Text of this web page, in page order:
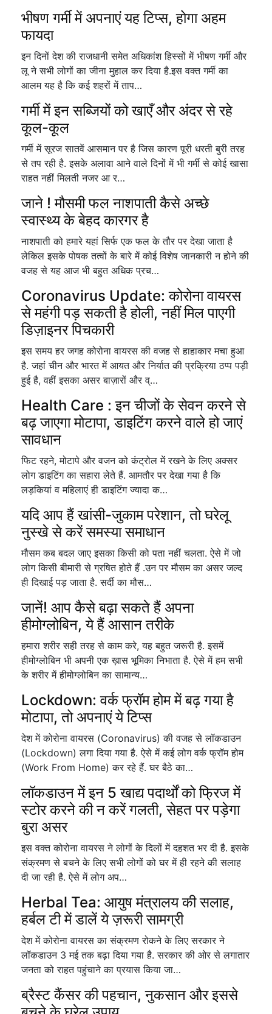
भीषण गर्मी में अपनाएं यह टिप्स, होगा अहम
फायदा
इन दिनों देश की राजधानी समेत अधिकांश हिस्सों में भीषण गर्मी और
लू ने सभी लोगों का जीना मुहाल कर दिया है.इस वक्त गर्मी का
आलम यह है कि कई शहरों में ताप…
गर्मी में इन सब्जियों को खाएँ और अंदर से रहे
कूल-कूल
गर्मी में सूरज सातवें आसमान पर है जिस कारण पूरी धरती बुरी तरह
से तप रही है. इसके अलावा आने वाले दिनों में भी गर्मी से कोई खासा
राहत नहीं मिलती नजर आ र…
जाने ! मौसमी फल नाशपाती कैसे अच्छे
स्वास्थ्य के बेहद कारगर है
नाशपाती को हमारे यहां सिर्फ एक फल के तौर पर देखा जाता है
लेकिल इसके पोषक तत्वों के बारे में कोई विशेष जानकारी न होने की
वजह से यह आज भी बहुत अधिक प्रच…
Coronavirus Update: कोरोना वायरस
से महंगी पड़ सकती है होली, नहीं मिल पाएगी
डिज़ाइनर पिचकारी
इस समय हर जगह कोरोना वायरस की वजह से हाहाकार मचा हुआ
है. जहां चीन और भारत में आयत और निर्यात की प्रक्रिया ठप्प पड़ी
हुई है, वहीं इसका असर बाज़ारों और व्…
Health Care : इन चीजों के सेवन करने से
बढ़ जाएगा मोटापा, डाइटिंग करने वाले हो जाएं
सावधान
फिट रहने, मोटापे और वजन को कंट्रोल में रखने के लिए अक्सर
लोग डाइटिंग का सहारा लेते हैं. आमतौर पर देखा गया है कि
लड़कियां व महिलाएं ही डाइटिंग ज्यादा क…
यदि आप हैं खांसी-जुकाम परेशान, तो घरेलू
नुस्खे से करें समस्या समाधान
मौसम कब बदल जाए इसका किसी को पता नहीं चलता. ऐसे में जो
लोग किसी बीमारी से ग्रषित होते हैं .उन पर मौसम का असर जल्द
ही दिखाई पड़ जाता है. सर्दी का मौस…
जानें! आप कैसे बढ़ा सकते हैं अपना
हीमोग्लोबिन, ये हैं आसान तरीके
हमारा शरीर सही तरह से काम करे, यह बहुत जरूरी है. इसमें
हीमोग्लोबिन भी अपनी एक ख़ास भूमिका निभाता है. ऐसे में हम सभी
के शरीर में हीमोग्लोबिन का सामान्य…
Lockdown: वर्क फ्रॉम होम में बढ़ गया है
मोटापा, तो अपनाएं ये टिप्स
देश में कोरोना वायरस (Coronavirus) की वजह से लॉकडाउन
(Lockdown) लगा दिया गया है. ऐसे में कई लोग वर्क फ्रॉम होम
(Work From Home) कर रहे हैं. घर बैठे का…
लॉकडाउन में इन 5 खाद्य पदार्थों को फ्रिज में
स्टोर करने की न करें गलती, सेहत पर पड़ेगा
बुरा असर
इस वक्त कोरोना वायरस ने लोगों के दिलों में दहशत भर दी है. इसके
संक्रमण से बचने के लिए सभी लोगों को घर में ही रहने की सलाह
दी जा रही है. ऐसे में लोग अप…
Herbal Tea: आयुष मंत्रालय की सलाह,
हर्बल टी में डालें ये ज़रूरी सामग्री
देश में कोरोना वायरस का संक्रमण रोकने के लिए सरकार ने
लॉकडाउन 3 मई तक बढ़ा दिया गया है. सरकार की ओर से लगातार
जनता को राहत पहुंचाने का प्रयास किया जा…
ब्रैस्ट कैंसर की पहचान, नुकसान और इससे